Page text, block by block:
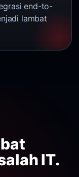
end-to-
lambat
IT.